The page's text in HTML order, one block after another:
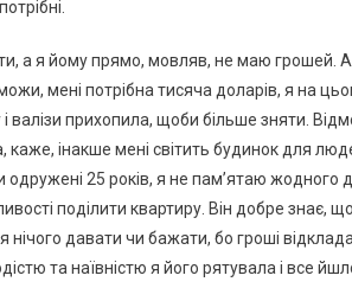
а я йому прямо, мовляв, не маю грошей. А
мені потрібна тисяча доларів, я на
валізи прихопила, щоби більше зняти.
каже, інакше мені світить будинок для
25 років, я не пам’ятаю жодного
поділити квартиру. Він добре знає,
давати чи бажати, бо гроші
та наївністю я його рятувала і все